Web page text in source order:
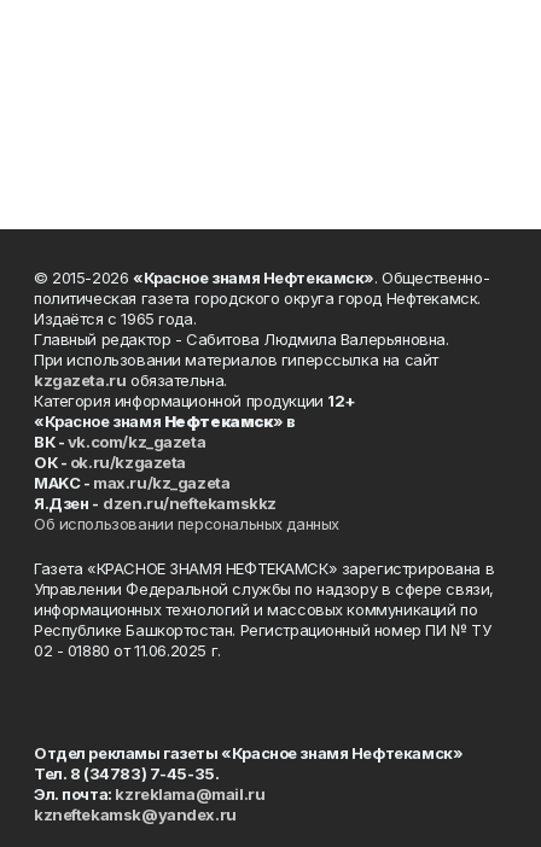
© 2015-2026 «Красное знамя Нефтекамск». Общественно-
политическая газета городского округа город Нефтекамск.
Издаётся с 1965 года.
Главный редактор - Сабитова Людмила Валерьяновна.
При использовании материалов гиперссылка на сайт
kzgazeta.ru обязательна.
Категория информационной продукции 12+
«Красное знамя Нефтекамск» в
ВК -vk.com/kz_gazeta
ОК - ok.ru/kzgazeta
MAKC - max.ru/kz_gazeta
Я.Дзен - dzen.ru/neftekamskkz
Об использовании персональных данных
Газета «КРАСНОЕ ЗНАМЯ НЕФТЕКАМСК» зарегистрирована в
Управлении Федеральной службы по надзору в сфере связи,
информационных технологий и массовых коммуникаций по
Республике Башкортостан. Регистрационный номер ПИ № ТУ
02 - 01880 от 11.06.2025 г.
Отдел рекламы газеты «Красное знамя Нефтекамск»
Тел. 8 (34783) 7-45-35.
Эл. почта: kzreklama@mail.ru
kzneftekamsk@yandex.ru